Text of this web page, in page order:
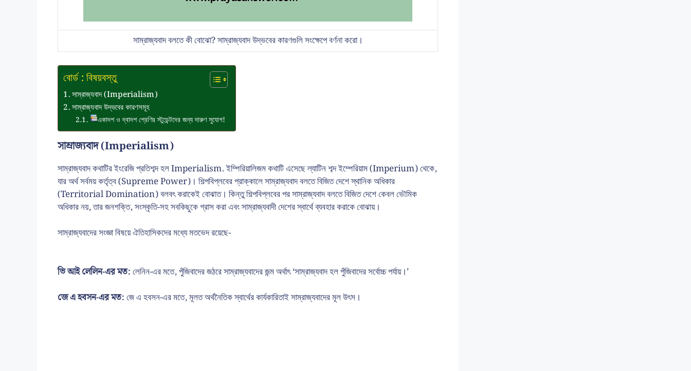
সাম্রাজ্যবাদ বলতে কী বোঝো? সাম্রাজ্যবাদ উদ্ভবের কারণগুলি সংক্ষেপে বর্ণনা করো।
বোর্ড : বিষয়বস্তু
সাম্রাজ্যবাদ (Imperialism)
সাম্রাজ্যবাদ উদ্ভবের কারণসমূহ
একাদশ ও দ্বাদশ শ্রেণির স্টুডেন্টদের জন্য দারুণ সুযোগ!
সাম্রাজ্যবাদ (Imperialism)
সাম্রাজ্যবাদ কথাটির ইংরেজি প্রতিশব্দ হল Imperialism. ইম্পিরিয়ালিজম কথাটি এসেছে ল্যাটিন শব্দ ইম্পেরিয়াম (Imperium) থেকে,
যার অর্থ সর্বময় কর্তৃত্ব (Supreme Power)। শিল্পবিপ্লবের প্রাক্কালে সাম্রাজ্যবাদ বলতে বিজিত দেশে স্থানিক অধিকার
(Territorial Domination) বলবৎ করাকেই বোঝাত। কিন্তু শিল্পবিপ্লবের পর সাম্রাজ্যবাদ বলতে বিজিত দেশে কেবল ভৌমিক
অধিকার নয়, তার জনশক্তি, সংস্কৃতি-সহ সবকিছুকে গ্রাস করা এবং সাম্রাজ্যবাদী দেশের স্বার্থে ব্যবহার করাকে বোঝায়।
সাম্রাজ্যবাদের সংজ্ঞা বিষয়ে ঐতিহাসিকদের মধ্যে মতভেদ রয়েছে-
ভি আই লেলিন-এর মত:লেনিন-এর মতে, পুঁজিবাদের জঠরে সাম্রাজ্যবাদের জন্ম অর্থাৎ ‘সাম্রাজ্যবাদ হল পুঁজিবাদের সর্বোচ্চ পর্যায়।’
জে এ হবসন-এর মত:জে এ হবসন-এর মতে, মূলত অর্থনৈতিক স্বার্থের কার্যকারিতাই সাম্রাজ্যবাদের মূল উৎস।